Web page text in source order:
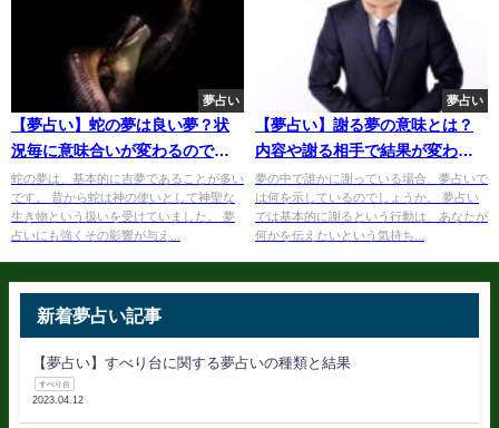
夢占い
【夢占い】蛇の夢は良い夢？状
況毎に意味合いが変わるので確
認しよう
蛇の夢は、基本的に吉夢であることが多い
です。 昔から蛇は神の使いとして神聖な
生き物という扱いを受けていました。 夢
占いにも強くその影響が与え...
夢占い
【夢占い】謝る夢の意味とは？
内容や謝る相手で結果が変わ
る！
夢の中で誰かに謝っている場合、夢占いで
は何を示しているのでしょうか。 夢占い
では基本的に謝るという行動は、あなたが
何かを伝えたいという気持ち...
新着夢占い記事
【夢占い】すべり台に関する夢占いの種類と結果
すべり台
2023.04.12